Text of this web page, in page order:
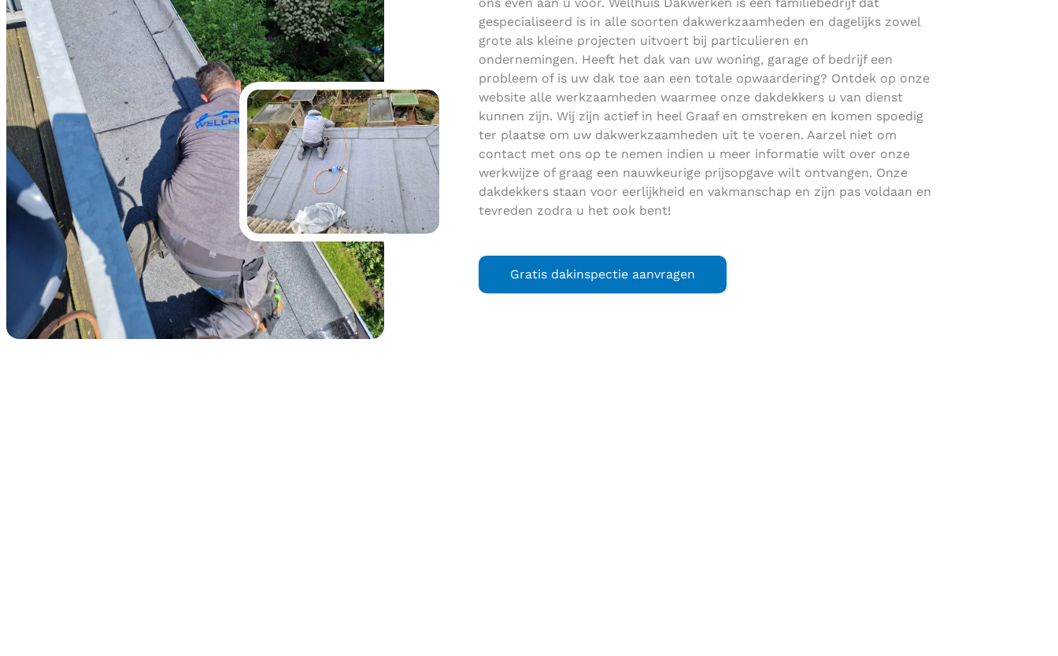
gespecialiseerd is in alle soorten dakwerkzaamheden en dagelijks zowel
grote als kleine projecten uitvoert bij particulieren en
ondernemingen. Heeft het dak van uw woning, garage of bedrijf een
probleem of is uw dak toe aan een totale opwaardering? Ontdek op onze
website alle werkzaamheden waarmee onze dakdekkers u van dienst
kunnen zijn. Wij zijn actief in heel Graaf en omstreken en komen spoedig
ter plaatse om uw dakwerkzaamheden uit te voeren. Aarzel niet om
contact met ons op te nemen indien u meer informatie wilt over onze
werkwijze of graag een nauwkeurige prijsopgave wilt ontvangen. Onze
dakdekkers staan voor eerlijkheid en vakmanschap en zijn pas voldaan en
tevreden zodra u het ook bent!
Gratis dakinspectie aanvragen